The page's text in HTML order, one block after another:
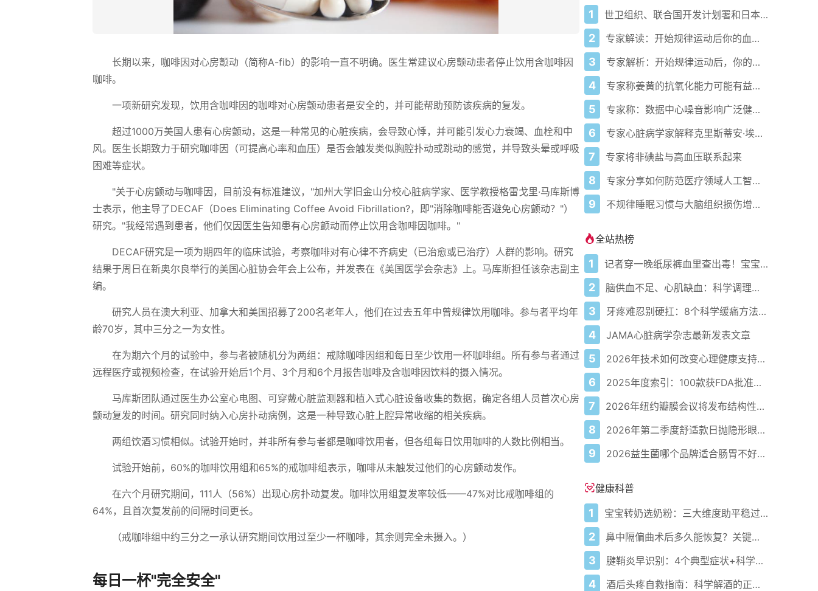
长期以来，咖啡因对心房颤动（简称A-fib）的影响一直不明确。医生常建议心房颤动患者停止饮用含咖啡因
咖啡。
一项新研究发现，饮用含咖啡因的咖啡对心房颤动患者是安全的，并可能帮助预防该疾病的复发。
超过1000万美国人患有心房颤动，这是一种常见的心脏疾病，会导致心悸，并可能引发心力衰竭、血栓和中
风。医生长期致力于研究咖啡因（可提高心率和血压）是否会触发类似胸腔扑动或跳动的感觉，并导致头晕或呼吸
困难等症状。
"关于心房颤动与咖啡因，目前没有标准建议，"加州大学旧金山分校心脏病学家、医学教授格雷戈里·马库斯博
士表示，他主导了DECAF（Does Eliminating Coffee Avoid Fibrillation?，即"消除咖啡能否避免心房颤动？"）
研究。"我经常遇到患者，他们仅因医生告知患有心房颤动而停止饮用含咖啡因咖啡。"
DECAF研究是一项为期四年的临床试验，考察咖啡对有心律不齐病史（已治愈或已治疗）人群的影响。研究
结果于周日在新奥尔良举行的美国心脏协会年会上公布，并发表在《美国医学会杂志》上。马库斯担任该杂志副主
编。
研究人员在澳大利亚、加拿大和美国招募了200名老年人，他们在过去五年中曾规律饮用咖啡。参与者平均年
龄70岁，其中三分之一为女性。
在为期六个月的试验中，参与者被随机分为两组：戒除咖啡因组和每日至少饮用一杯咖啡组。所有参与者通过
远程医疗或视频检查，在试验开始后1个月、3个月和6个月报告咖啡及含咖啡因饮料的摄入情况。
马库斯团队通过医生办公室心电图、可穿戴心脏监测器和植入式心脏设备收集的数据，确定各组人员首次心房
颤动复发的时间。研究同时纳入心房扑动病例，这是一种导致心脏上腔异常收缩的相关疾病。
两组饮酒习惯相似。试验开始时，并非所有参与者都是咖啡饮用者，但各组每日饮用咖啡的人数比例相当。
试验开始前，60%的咖啡饮用组和65%的戒咖啡组表示，咖啡从未触发过他们的心房颤动发作。
在六个月研究期间，111人（56%）出现心房扑动复发。咖啡饮用组复发率较低——47%对比戒咖啡组的
64%，且首次复发前的间隔时间更长。
（戒咖啡组中约三分之一承认研究期间饮用过至少一杯咖啡，其余则完全未摄入。）
每日一杯"完全安全"
1 世卫组织、联合国开发计划署和日本在加纳启动人工智能健康计划 应对气候敏感性疾病并加强医疗服务
2 专家解读：开始规律运动后你的血压会发生什么变化
3 专家解析：开始规律运动后，你的血压会发生什么变化
4 专家称姜黄的抗氧化能力可能有益心脏健康
5 专家称：数据中心噪音影响广泛健康问题
6 专家心脏病学家解释克里斯蒂安·埃里克森为丹麦队晕倒的原因
7 专家将非碘盐与高血压联系起来
8 专家分享如何防范医疗领域人工智能的负面影响
9 不规律睡眠习惯与大脑组织损伤增加相关
全站热榜
1 记者穿一晚纸尿裤血里查出毒！宝宝血液浓度竟是成人的5倍？
2 脑供血不足、心肌缺血：科学调理全攻略
3 牙疼难忍别硬扛：8个科学缓痛方法收好
4 JAMA心脏病学杂志最新发表文章
5 2026年技术如何改变心理健康支持的获取方式
6 2025年度索引：100款获FDA批准的AI驱动医疗设备
7 2026年纽约瓣膜会议将发布结构性心脏病最新研究成果
8 2026年第二季度舒适款日抛隐形眼镜推荐，优瞳主打长效佩戴体验
9 2026益生菌哪个品牌适合肠胃不好的人，常年饱受肠胃病痛看过来，梳理实用十大品牌
健康科普
1 宝宝转奶选奶粉：三大维度助平稳过渡
2 鼻中隔偏曲术后多久能恢复？关键看这几点
3 腱鞘炎早识别：4个典型症状+科学应对，避免关节卡壳
4 酒后头疼自救指南：科学解酒的正确打开方式